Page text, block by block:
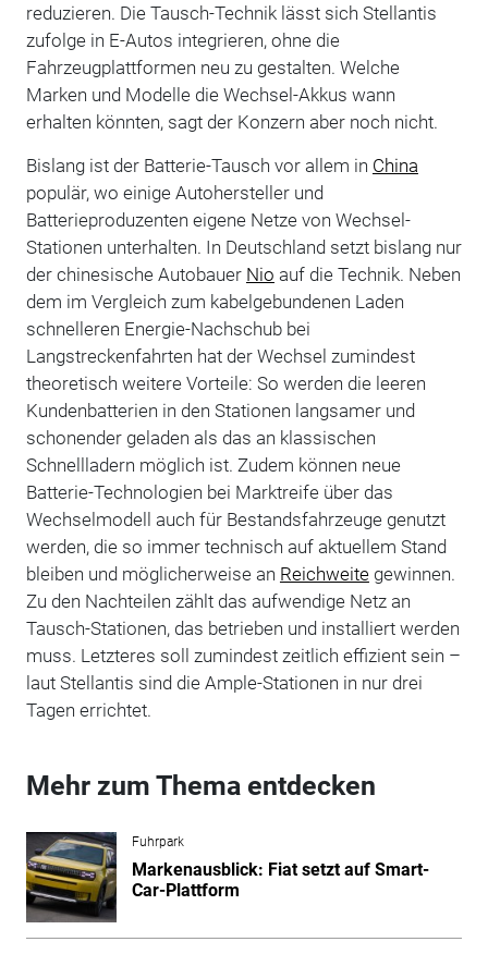
reduzieren. Die Tausch-Technik lässt sich Stellantis
zufolge in E-Autos integrieren, ohne die
Fahrzeugplattformen neu zu gestalten. Welche
Marken und Modelle die Wechsel-Akkus wann
erhalten könnten, sagt der Konzern aber noch nicht.
Bislang ist der Batterie-Tausch vor allem in China
populär, wo einige Autohersteller und
Batterieproduzenten eigene Netze von Wechsel-
Stationen unterhalten. In Deutschland setzt bislang nur
der chinesische Autobauer Nio auf die Technik. Neben
dem im Vergleich zum kabelgebundenen Laden
schnelleren Energie-Nachschub bei
Langstreckenfahrten hat der Wechsel zumindest
theoretisch weitere Vorteile: So werden die leeren
Kundenbatterien in den Stationen langsamer und
schonender geladen als das an klassischen
Schnellladern möglich ist. Zudem können neue
Batterie-Technologien bei Marktreife über das
Wechselmodell auch für Bestandsfahrzeuge genutzt
werden, die so immer technisch auf aktuellem Stand
bleiben und möglicherweise an Reichweitegewinnen.
Zu den Nachteilen zählt das aufwendige Netz an
Tausch-Stationen, das betrieben und installiert werden
muss. Letzteres soll zumindest zeitlich effizient sein –
laut Stellantis sind die Ample-Stationen in nur drei
Tagen errichtet.
Mehr zum Thema entdecken
Fuhrpark
Markenausblick: Fiat setzt auf Smart-
Car-Plattform